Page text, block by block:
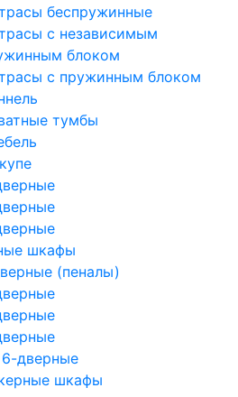
беспружинные
с независимым
блоком
с пружинным блоком
тумбы
шкафы
(пеналы)
дверные
шкафы